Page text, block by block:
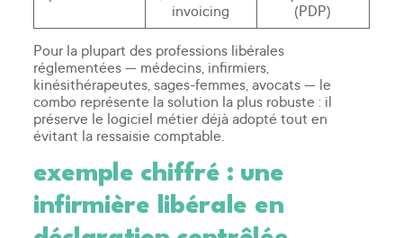
invoicing
(PDP)
Pour la plupart des professions libérales
réglementées — médecins, infirmiers,
kinésithérapeutes, sages-femmes, avocats — le
combo représente la solution la plus robuste : il
préserve le logiciel métier déjà adopté tout en
évitant la ressaisie comptable.
exemple chiffré : une
infirmière libérale en